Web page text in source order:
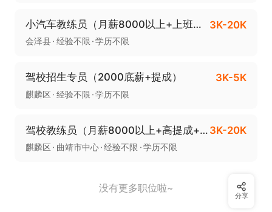
小汽车教练员（月薪8000以上+上班时间灵活） 3K-20K
会泽县 经验不限 学历不限
驾校招生专员（2000底薪+提成） 3K-5K
麒麟区 经验不限 学历不限
驾校教练员（月薪8000以上+高提成+上班时间灵活）） 3K-20K
麒麟区 曲靖市中心 经验不限 学历不限
没有更多职位啦~
分享